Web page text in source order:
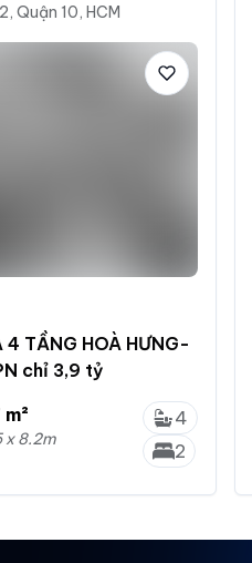
Quận 10, HCM
TẦNG HOÀ HƯNG-
chỉ 3,9 tỷ
x 8.2m
4
2